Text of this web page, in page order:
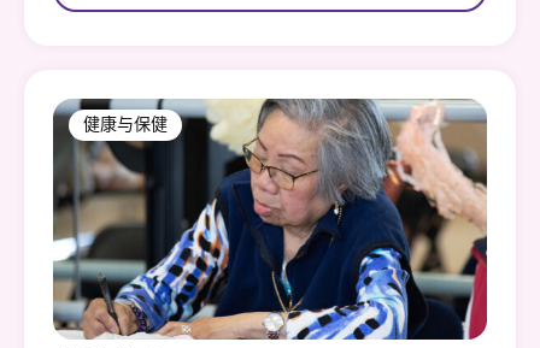
健康与保健